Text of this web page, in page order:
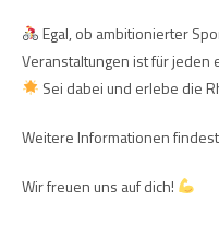
Egal, ob ambitionierter
Veranstaltungen ist für jeden
Sei dabei und erlebe die
Weitere Informationen
Wir freuen uns auf dich!